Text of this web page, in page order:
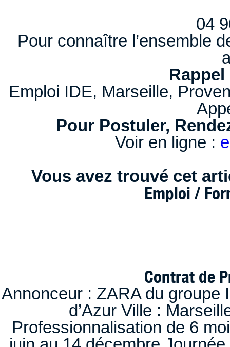
04
Pour connaître l’ensemble
Emploi IDE, Marseille,
Pour Postuler,
Voir en ligne :
Vous avez trouvé cet
Emploi /
Contrat de
Annonceur : ZARA du
d’Azur Ville :
Professionnalisation de 6